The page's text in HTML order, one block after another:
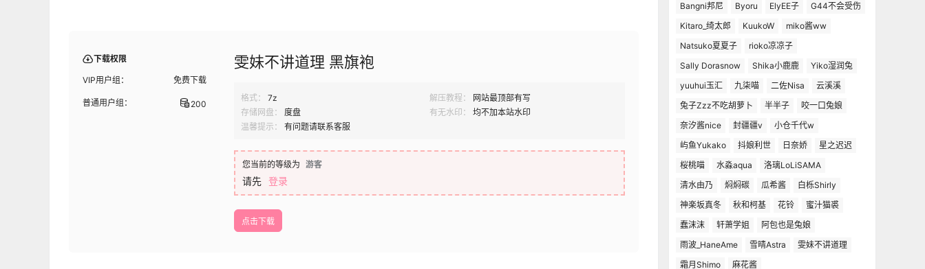
下载权限
VIP用户组： 免费下载
普通用户组： 200
雯妹不讲道理 黑旗袍
格式： 7z 解压教程：
网站最顶部有写
存储网盘：
度盘 有无水印：
均不加本站水印
温馨提示：
有问题请联系客服
您当前的等级为 游客
请先 登录
点击下载
Bangni邦尼 Byoru ElyEE子
G44不会受伤
Kitaro_绮太郎
KuukoW
miko酱ww
Natsuko夏夏子
rioko凉凉子
Sally Dorasnow
Shika小鹿鹿
Yiko湿润兔
yuuhui玉汇
九柒喵 二佐Nisa
云溪溪
兔子Zzz不吃胡萝卜
半半子
咬一口兔娘
奈汐酱nice
封疆疆v
小仓千代w
屿鱼Yukako
抖娘利世 日奈娇
星之迟迟
桜桃喵
水淼aqua
洛璃LoLiSAMA
清水由乃
焖焖碳 瓜希酱
白栎Shirly
神楽坂真冬
秋和柯基 花铃
蜜汁猫裘
蠢沫沫
轩萧学姐
阿包也是兔娘
雨波_HaneAme
雪晴Astra
雯妹不讲道理
霜月Shimo
麻花酱